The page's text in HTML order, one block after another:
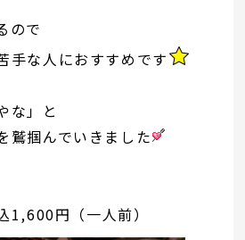
ので
手な人におすすめです
な」と
鷲掴んでいきました
1,600円（一人前）